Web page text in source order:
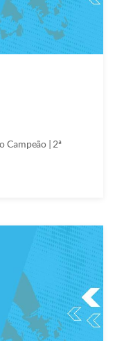
Campeão | 2ª